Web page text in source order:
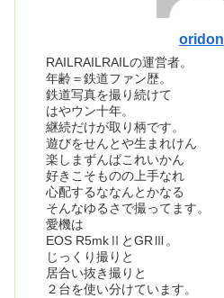
oridon
RAILRAILRAILの運営者。
年齢＝鉄道ファン歴。
鉄道写真を撮り続けて
はやウン十年。
継続だけが取り柄です。
遊びをせんとや生まれけん
楽しまずんばこれいかん
好きこそものの上手なれ
心配するななんとかなる
そんなゆるさで撮ってます。
愛機は
EOS R5mkⅡとGRⅢ。
じっくり撮りと
居合い抜き撮りと
２台を使い分けています。